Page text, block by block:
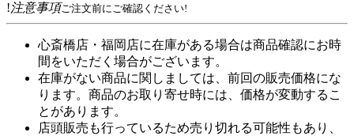
!注意事項ご注文前にご確認ください!
心斎橋店・福岡店に在庫がある場合は商品確認にお時
間をいただく場合がございます。
在庫がない商品に関しましては、前回の販売価格にな
ります。商品のお取り寄せ時には、価格が変動するこ
とがあります。
店頭販売も行っているため売り切れる可能性もあり、